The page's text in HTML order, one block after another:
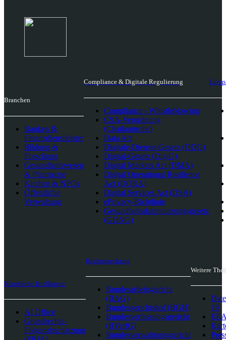
Branchen
Banken &
Finanzdienstleister
Bildung &
Forschung
Gesundheitswesen
& Pharmazie
Kirchen & NPOs
Öffentliche
Verwaltung
Compliance & Digitale Regulierung
Compliance - Whistleblowing
CSA-Verordnung
(Chatkontrolle)
Data Act
Digitale-Dienste-Gesetz (DDG)
Digital-Gesetz (DigiG)
Digital Markets Act (DMA)
Digital Operational Resilience
Act (DORA)
Digital Services Act (DSA)
ePrivacy-Richtlinie
Gesundheitsdatennutzungsgesetz
(GDNG)
Künstliche Intelligenz
AI Office
Grundrechte-
Folgenabschätzung
Rechtsprechung
Bundesarbeitsgericht
(BAG)
Bundesgerichtshof (BGH)
Bundesverfassungsgericht
(BVerfG)
Bundesverwaltungsgericht
Weitere
19